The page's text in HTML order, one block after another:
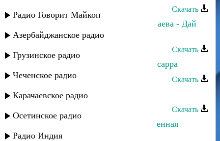
Радио Говорит Майкоп
Азербайджанское радио
Грузинское радио
Чеченское радио
Карачаевское радио
Осетинское радио
Радио Индия
Скачать
Азамат Юсупов и Марина Мустафаева - Дай
калым
Скачать
Марина Мустафаева - Ну декIарсисарра
Скачать
Марина Мустафаева - Уркили
Скачать
Марина Мустафаева - Твоя драгоценная
жизнь